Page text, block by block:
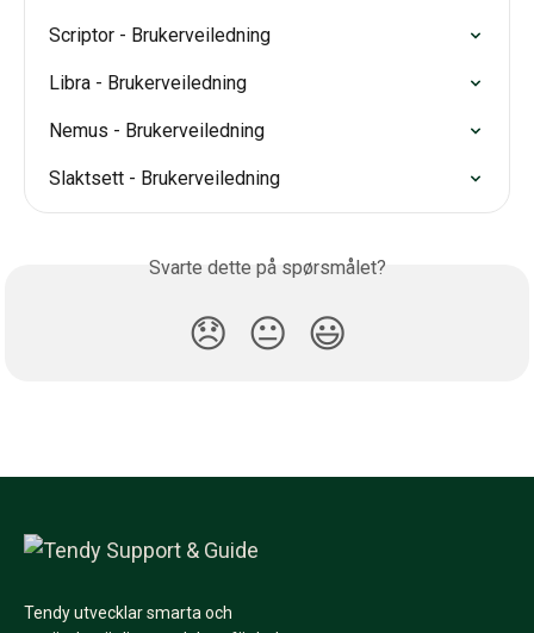
Scriptor - Brukerveiledning
Libra - Brukerveiledning
Nemus - Brukerveiledning
Slaktsett - Brukerveiledning
Svarte dette på spørsmålet?
😞 😐 😃
Tendy utvecklar smarta och